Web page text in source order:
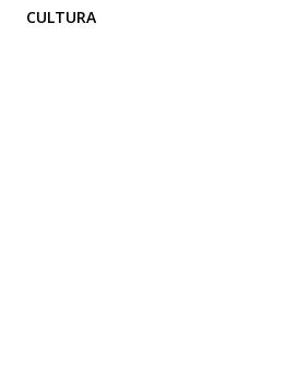
CULTURA